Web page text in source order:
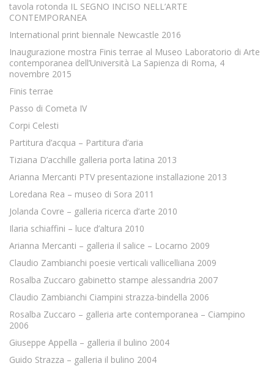
tavola rotonda IL SEGNO INCISO NELL’ARTE
CONTEMPORANEA
International print biennale Newcastle 2016
Inaugurazione mostra Finis terrae al Museo Laboratorio di Arte
contemporanea dell’Università La Sapienza di Roma, 4
novembre 2015
Finis terrae
Passo di Cometa IV
Corpi Celesti
Partitura d’acqua – Partitura d’aria
Tiziana D’acchille galleria porta latina 2013
Arianna Mercanti PTV presentazione installazione 2013
Loredana Rea – museo di Sora 2011
Jolanda Covre – galleria ricerca d’arte 2010
Ilaria schiaffini – luce d’altura 2010
Arianna Mercanti – galleria il salice – Locarno 2009
Claudio Zambianchi poesie verticali vallicelliana 2009
Rosalba Zuccaro gabinetto stampe alessandria 2007
Claudio Zambianchi Ciampini strazza-bindella 2006
Rosalba Zuccaro – galleria arte contemporanea – Ciampino
2006
Giuseppe Appella – galleria il bulino 2004
Guido Strazza – galleria il bulino 2004